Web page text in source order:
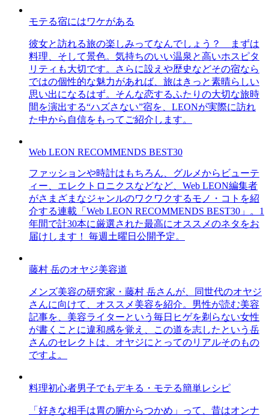
モテる宿にはワケがある
彼女と訪れる旅の楽しみってなんでしょう？ まずは
料理、そして景色。気持ちのいい温泉と高いホスピタ
リティも大切です。さらに設えや歴史などその宿なら
ではの個性的な魅力があれば、旅はきっと素晴らしい
思い出になるはず。そんな恋するふたりの大切な旅時
間を演出する“ハズさない”宿を、LEONが実際に訪れ
た中から自信をもってご紹介します。
Web LEON RECOMMENDS BEST30
ファッションや時計はもちろん、グルメからビューテ
ィー、エレクトロニクスなどなど、Web LEON編集者
がさまざまなジャンルのワクワクするモノ・コトを紹
介する連載「Web LEON RECOMMENDS BEST30」。1
年間で計30本に厳選された最高にオススメのネタをお
届けします！ 毎週土曜日公開予定。
藤村 岳のオヤジ美容道
メンズ美容の研究家・藤村 岳さんが、同世代のオヤジ
さんに向けて、オススメ美容を紹介。男性が読む美容
記事を、美容ライターという毎日ヒゲを剃らない女性
が書くことに違和感を覚え、この道を志したという岳
さんのセレクトは、オヤジにとってのリアルそのもの
ですよ。
料理初心者男子でもデキる・モテる簡単レシピ
「好きな相手は胃の腑からつかめ」って、昔はオンナ